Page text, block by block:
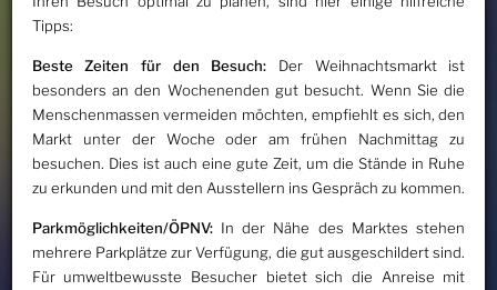
Tipps:
Beste Zeiten für den Besuch: Der Weihnachtsmarkt ist
besonders an den Wochenenden gut besucht. Wenn Sie die
Menschenmassen vermeiden möchten, empfiehlt es sich, den
Markt unter der Woche oder am frühen Nachmittag zu
besuchen. Dies ist auch eine gute Zeit, um die Stände in Ruhe
zu erkunden und mit den Ausstellern ins Gespräch zu kommen.
Parkmöglichkeiten/ÖPNV:In der Nähe des Marktes stehen
mehrere Parkplätze zur Verfügung, die gut ausgeschildert sind.
Für umweltbewusste Besucher bietet sich die Anreise mit